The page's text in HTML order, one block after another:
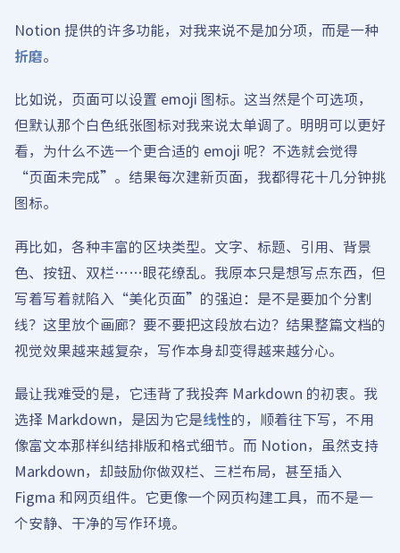
Notion 提供的许多功能，对我来说不是加分项，而是一种
折磨。
比如说，页面可以设置 emoji 图标。这当然是个可选项，
但默认那个白色纸张图标对我来说太单调了。明明可以更好
看，为什么不选一个更合适的 emoji 呢？不选就会觉得
“页面未完成”。结果每次建新页面，我都得花十几分钟挑
图标。
再比如，各种丰富的区块类型。文字、标题、引用、背景
色、按钮、双栏……眼花缭乱。我原本只是想写点东西，但
写着写着就陷入“美化页面”的强迫：是不是要加个分割
线？这里放个画廊？要不要把这段放右边？结果整篇文档的
视觉效果越来越复杂，写作本身却变得越来越分心。
最让我难受的是，它违背了我投奔 Markdown 的初衷。我
选择 Markdown，是因为它是线性的，顺着往下写，不用
像富文本那样纠结排版和格式细节。而 Notion，虽然支持
Markdown，却鼓励你做双栏、三栏布局，甚至插入
Figma 和网页组件。它更像一个网页构建工具，而不是一
个安静、干净的写作环境。